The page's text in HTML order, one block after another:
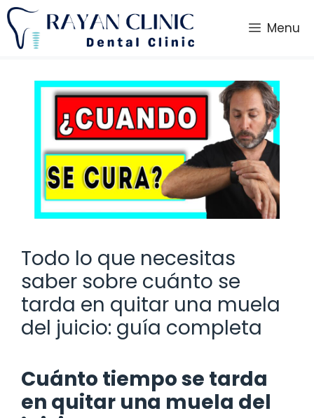
Saltar
al
contenido
Menu
Todo lo que necesitas
saber sobre cuánto se
tarda en quitar una muela
del juicio: guía completa
Cuánto tiempo se tarda
en quitar una muela del